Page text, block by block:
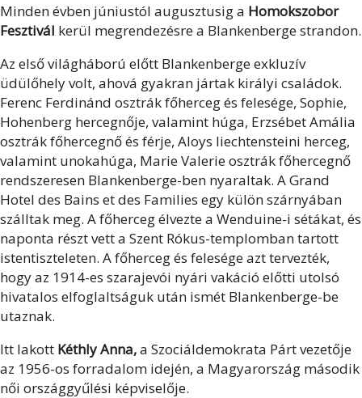
Minden évben júniustól augusztusig a Homokszobor
Fesztivál kerül megrendezésre a Blankenberge strandon.
Az első világháború előtt Blankenberge exkluzív
üdülőhely volt, ahová gyakran jártak királyi családok.
Ferenc Ferdinánd osztrák főherceg és felesége, Sophie,
Hohenberg hercegnője, valamint húga, Erzsébet Amália
osztrák főhercegnő és férje, Aloys liechtensteini herceg,
valamint unokahúga, Marie Valerie osztrák főhercegnő
rendszeresen Blankenberge-ben nyaraltak. A Grand
Hotel des Bains et des Families egy külön szárnyában
szálltak meg. A főherceg élvezte a Wenduine-i sétákat, és
naponta részt vett a Szent Rókus-templomban tartott
istentiszteleten. A főherceg és felesége azt tervezték,
hogy az 1914-es szarajevói nyári vakáció előtti utolsó
hivatalos elfoglaltságuk után ismét Blankenberge-be
utaznak.
Itt lakott Kéthly Anna,a Szociáldemokrata Párt vezetője
az 1956-os forradalom idején, a Magyarország második
női országgyűlési képviselője.